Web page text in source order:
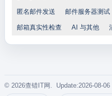
匿名邮件发送 邮件服务器测试
邮箱真实性检查 AI 与其他
© 2026查错IT网. Update:2026-08-06